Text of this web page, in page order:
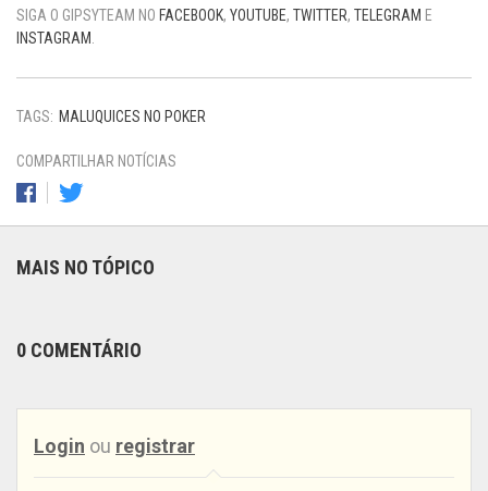
SIGA O GIPSYTEAM NO FACEBOOK, YOUTUBE, TWITTER, TELEGRAM E
INSTAGRAM
TAGS: MALUQUICES NO POKER
COMPARTILHAR NOTÍCIAS
MAIS NO TÓPICO
0 COMENTÁRIO
Login ou registrar